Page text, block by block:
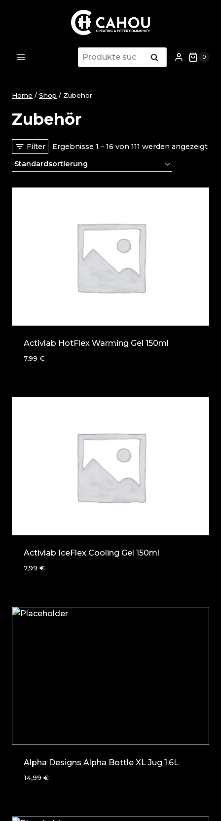
Suche
nach:
Suche 0
Home / Shop / Zubehör
Zubehör
Filter Ergebnisse 1 – 16 von 111 werden angezeigt
Activlab HotFlex Warming Gel 150ml
7,99 €
Activlab IceFlex Cooling Gel 150ml
7,99 €
Alpha Designs Alpha Bottle XL Jug 1.6L
14,99 €